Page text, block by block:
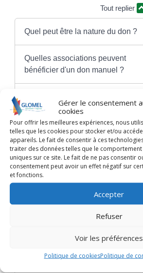
Gérer le consentement
cookies
Pour offrir les meilleures expériences, nous
telles que les cookies pour stocker et/ou
appareils. Le fait de consentir à ces
traiter des données telles que le
uniques sur ce site. Le fait de ne pas consentir
consentement peut avoir un effet négatif sur
et fonctions.
Accepter
Refuser
Voir les préférences
Politique de cookiesPolitique de
Tout replier
Quel peut être la nature du don ?
Quelles associations peuvent
bénéficier d'un don manuel ?
fiscalité ?
La publicité des comptes de
est-elle obligatoire ?
Services en ligne et formulaires